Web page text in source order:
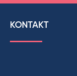
KONTAKT